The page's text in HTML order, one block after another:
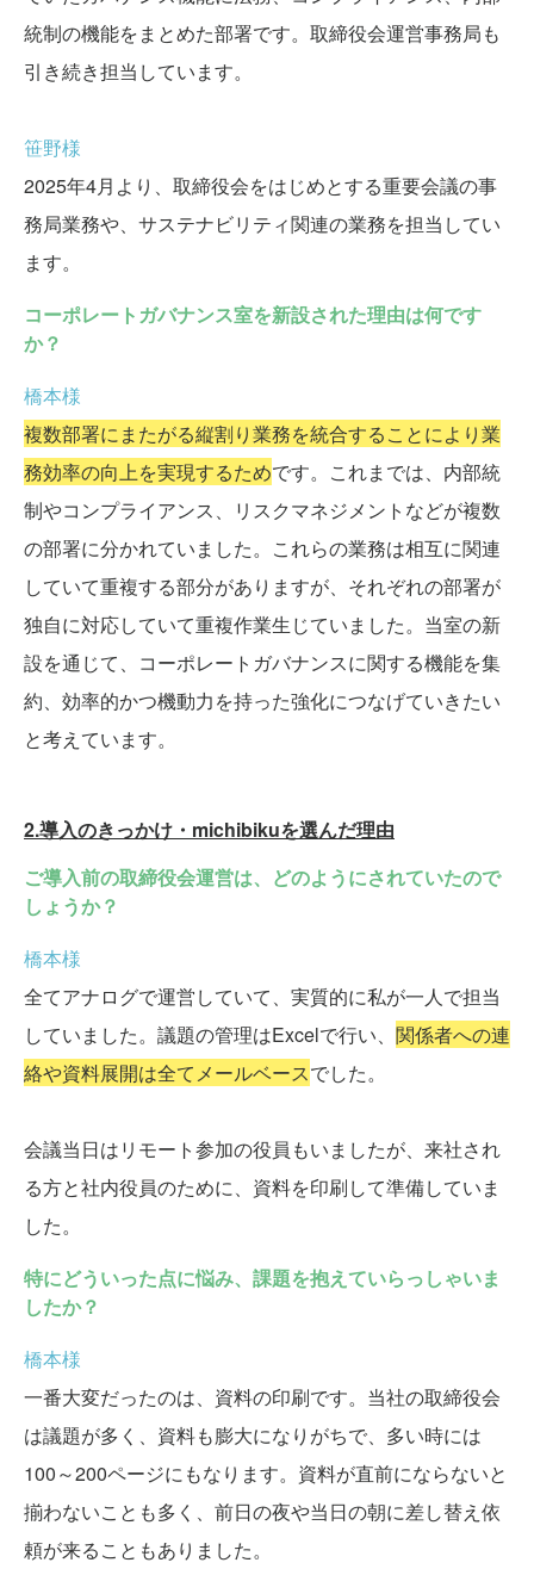
統制の機能をまとめた部署です。取締役会運営事務局も
引き続き担当しています。
笹野様
2025年4月より、取締役会をはじめとする重要会議の事
務局業務や、サステナビリティ関連の業務を担当してい
ます。
コーポレートガバナンス室を新設された理由は何です
か？
橋本様
複数部署にまたがる縦割り業務を統合することにより業
務効率の向上を実現するためです。これまでは、内部統
制やコンプライアンス、リスクマネジメントなどが複数
の部署に分かれていました。これらの業務は相互に関連
していて重複する部分がありますが、それぞれの部署が
独自に対応していて重複作業生じていました。当室の新
設を通じて、コーポレートガバナンスに関する機能を集
約、効率的かつ機動力を持った強化につなげていきたい
と考えています。
2.導入のきっかけ・michibikuを選んだ理由
ご導入前の取締役会運営は、どのようにされていたので
しょうか？
橋本様
全てアナログで運営していて、実質的に私が一人で担当
していました。議題の管理はExcelで行い、 関係者への連
絡や資料展開は全てメールベースでした。
会議当日はリモート参加の役員もいましたが、来社され
る方と社内役員のために、資料を印刷して準備していま
した。
特にどういった点に悩み、課題を抱えていらっしゃいま
したか？
橋本様
一番大変だったのは、資料の印刷です。当社の取締役会
は議題が多く、資料も膨大になりがちで、多い時には
100～200ページにもなります。資料が直前にならないと
揃わないことも多く、前日の夜や当日の朝に差し替え依
頼が来ることもありました。